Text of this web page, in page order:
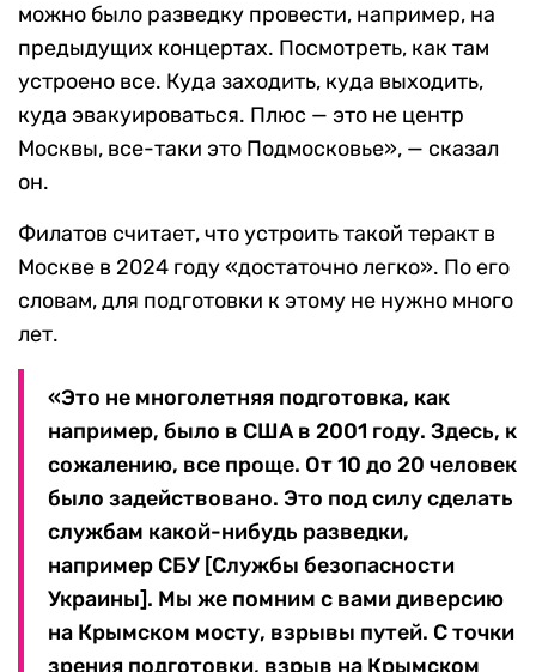
можно было разведку провести, например, на
предыдущих концертах. Посмотреть, как там
устроено все. Куда заходить, куда выходить,
куда эвакуироваться. Плюс — это не центр
Москвы, все-таки это Подмосковье», — сказал
он.
Филатов считает, что устроить такой теракт в
Москве в 2024 году «достаточно легко». По его
словам, для подготовки к этому не нужно много
лет.
«Это не многолетняя подготовка, как
например, было в США в 2001 году. Здесь, к
сожалению, все проще. От 10 до 20 человек
было задействовано. Это под силу сделать
службам какой-нибудь разведки,
например СБУ [Службы безопасности
Украины]. Мы же помним с вами диверсию
на Крымском мосту, взрывы путей. С точки
зрения подготовки, взрыв на Крымском